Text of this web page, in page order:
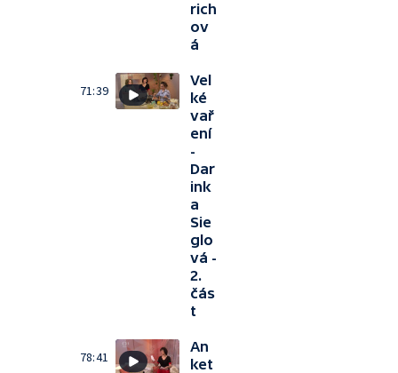
rich
ov
á
71:39
Vel
ké
vař
ení
-
Dar
ink
a
Sie
glo
vá -
2.
čás
t
78:41
An
ket